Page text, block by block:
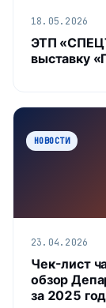
18.05.2026
ЭТП
выставку
НОВОСТИ
23.04.2026
Чек-лист
обзор
за 2025 год